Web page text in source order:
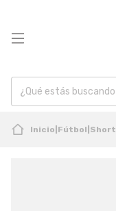
Inicio Fútbol Short